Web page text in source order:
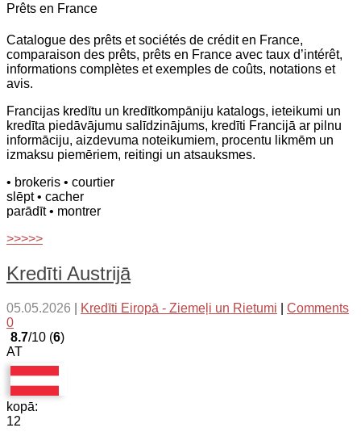
Prêts en France
Catalogue des prêts et sociétés de crédit en France,
comparaison des prêts, prêts en France avec taux d’intérêt,
informations complètes et exemples de coûts, notations et
avis.
Francijas kredītu un kredītkompāniju katalogs, ieteikumi un
kredīta piedāvājumu salīdzinājums, kredīti Francijā ar pilnu
informāciju, aizdevuma noteikumiem, procentu likmēm un
izmaksu piemēriem, reitingi un atsauksmes.
• brokeris • courtier
slēpt• cacher
parādīt• montrer
>>>>>
Kredīti Austrijā
05.05.2026 Kredīti Eiropā - Ziemeļi un Rietumi
Comments
0
8.7/10 (6)
AT
kopā:
12